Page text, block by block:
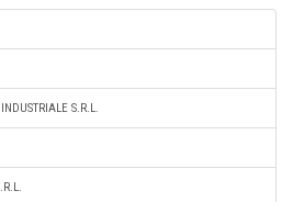
S.R.L.